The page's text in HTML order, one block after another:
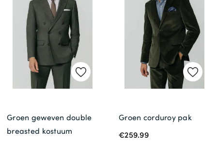
Groen geweven double
breasted kostuum
Groen corduroy pak
€259.99